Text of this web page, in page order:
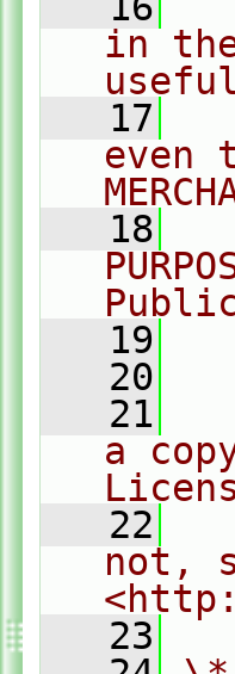
in
   17
even
   18
   19
   20
   21
a
   22
not,
   23